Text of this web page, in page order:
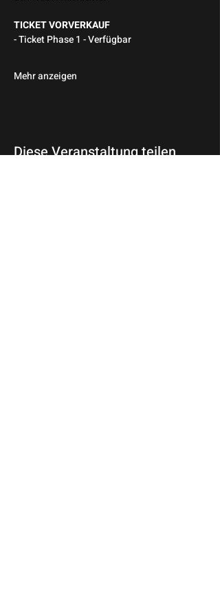
TICKET VORVERKAUF
- Ticket Phase 1 - Verfügbar
Mehr anzeigen
Diese Veranstaltung teilen